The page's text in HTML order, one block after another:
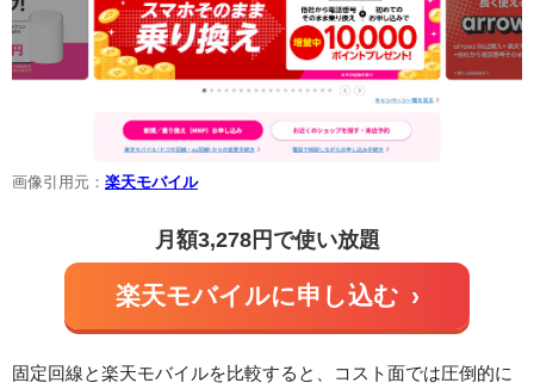
画像引用元： 楽天モバイル
月額3,278円で使い放題
楽天モバイルに申し込む ›
固定回線と楽天モバイルを比較すると、コスト面では圧倒的に